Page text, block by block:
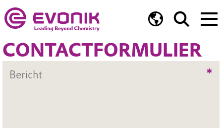
CONTACTFORMULIER
*